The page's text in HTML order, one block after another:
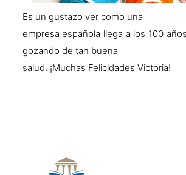
Es un gustazo ver como una
empresa española llega a los 100
gozando de tan buena
salud. ¡Muchas Felicidades Victoria!